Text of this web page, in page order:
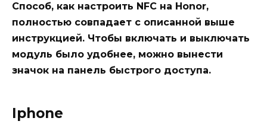
Способ, как настроить NFC на Honor,
полностью совпадает с описанной выше
инструкцией. Чтобы включать и выключать
модуль было удобнее, можно вынести
значок на панель быстрого доступа.
Iphone